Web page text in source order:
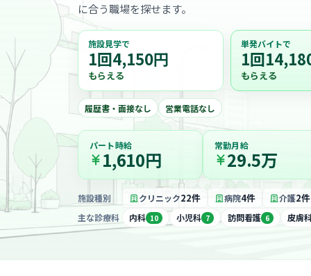
に合う職場を探せます。
施設見学で
1回4,150円
もらえる
単発バイトで
1回
もらえる
履歴書・面接なし 営業電話なし
パート時給
1,610円
常勤月給
29.5万
施設種別 クリニック22件 病院4件 介護2件
主な診療科 内科 10 小児科 7 訪問看護 6 皮膚